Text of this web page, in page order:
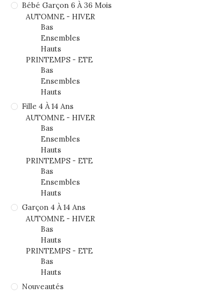
Bébé Garçon 6 À 36 Mois
AUTOMNE - HIVER
Bas
Ensembles
Hauts
PRINTEMPS - ETE
Bas
Ensembles
Hauts
Fille 4 À 14 Ans
AUTOMNE - HIVER
Bas
Ensembles
Hauts
PRINTEMPS - ETE
Bas
Ensembles
Hauts
Garçon 4 À 14 Ans
AUTOMNE - HIVER
Bas
Hauts
PRINTEMPS - ETE
Bas
Hauts
Nouveautés